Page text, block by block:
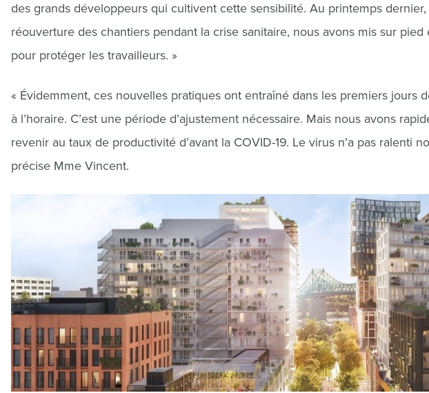
des grands développeurs qui cultivent cette sensibilité. Au printemps
réouverture des chantiers pendant la crise sanitaire, nous avons mis sur
pour protéger les travailleurs. »
« Évidemment, ces nouvelles pratiques ont entraîné dans les premiers jours
à l’horaire. C’est une période d’ajustement nécessaire. Mais nous avons
revenir au taux de productivité d’avant la COVID-19. Le virus n’a pas ralenti
précise Mme Vincent.